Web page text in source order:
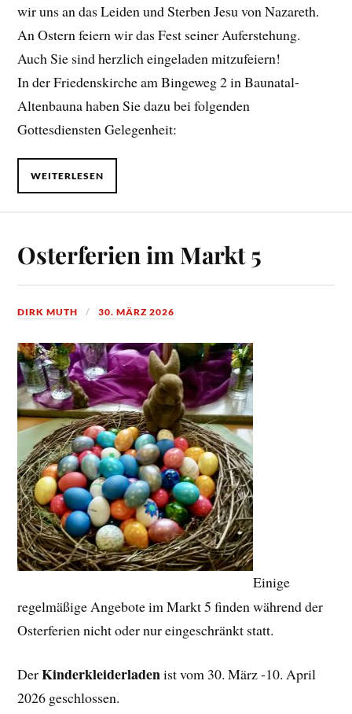
wir uns an das Leiden und Sterben Jesu von Nazareth.
An Ostern feiern wir das Fest seiner Auferstehung.
Auch Sie sind herzlich eingeladen mitzufeiern!
In der Friedenskirche am Bingeweg 2 in Baunatal-
Altenbauna haben Sie dazu bei folgenden
Gottesdiensten Gelegenheit:
WEITERLESEN
Osterferien im Markt 5
DIRK MUTH 30. MÄRZ 2026
Einige
regelmäßige Angebote im Markt 5 finden während der
Osterferien nicht oder nur eingeschränkt statt.
DerKinderkleiderladenist vom 30. März -10. April
2026 geschlossen.